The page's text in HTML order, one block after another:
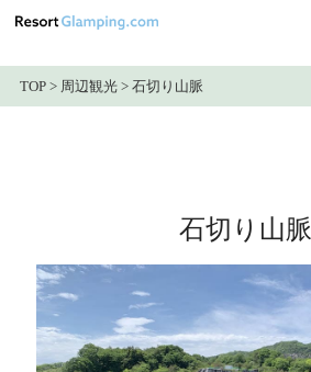
TOP > 周辺観光 >石切り山脈
石切り山脈